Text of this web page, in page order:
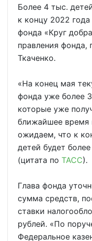
Более 4 тыс.
к концу 2022
фонда «Круг
правления фонда,
Ткаченко.
«На конец мая
фонда уже более
которые уже
ближайшее время
ожидаем, что к
детей будет
(цитата по ТАСС).
Глава фонда
сумма средств,
ставки
рублей. «По
Федеральное